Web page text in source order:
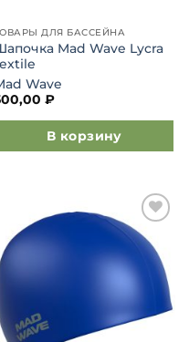
ДЛЯ БАССЕЙНА
Mad Wave Lycra
Wave
₽
В корзину
Добавить
в список
желаний